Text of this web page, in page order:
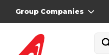
Group Companies